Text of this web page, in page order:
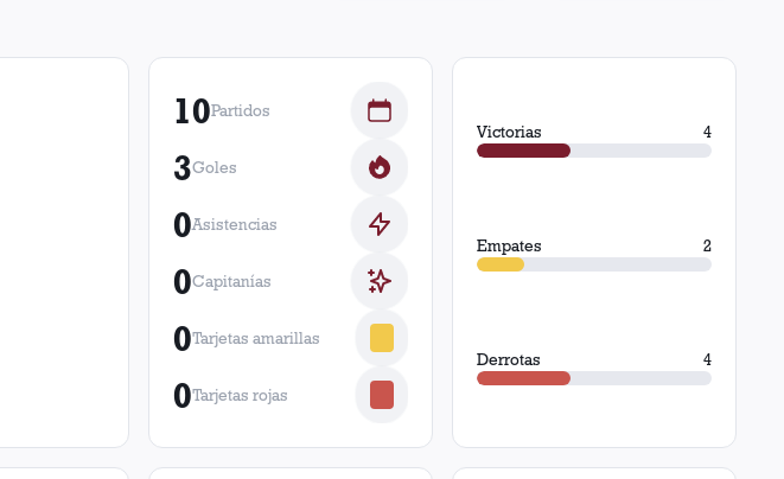
10Partidos
3Goles
0Asistencias
0Capitanías
0Tarjetas amarillas
0Tarjetas rojas
Victorias 4
Empates 2
Derrotas 4